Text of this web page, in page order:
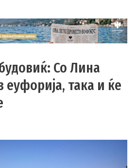
Со Лина
еуфорија, така и ќе